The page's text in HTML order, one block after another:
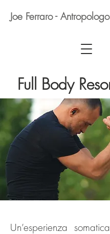
Joe Ferraro -
Full Body
Un’esperienza